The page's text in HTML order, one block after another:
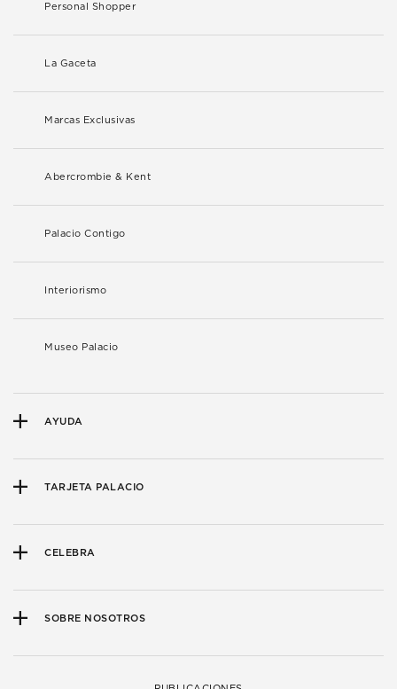
Personal Shopper
La Gaceta
Marcas Exclusivas
Abercrombie & Kent
Palacio Contigo
Interiorismo
Museo Palacio
AYUDA
TARJETA PALACIO
CELEBRA
SOBRE NOSOTROS